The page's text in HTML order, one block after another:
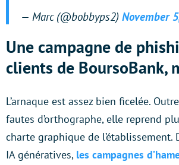
— Marc (@bobbyps2) November
Une campagne de
clients de BoursoBank,
L’arnaque est assez bien ficelée.
fautes d’orthographe, elle reprend
charte graphique de l’établissement.
IA génératives, les campagnes